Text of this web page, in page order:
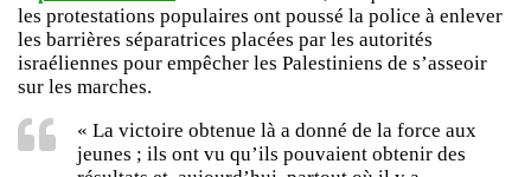
les protestations populaires ont poussé la police à enlever
les barrières séparatrices placées par les autorités
israéliennes pour empêcher les Palestiniens de s’asseoir
sur les marches.
« La victoire obtenue là a donné de la force aux
jeunes ; ils ont vu qu’ils pouvaient obtenir des